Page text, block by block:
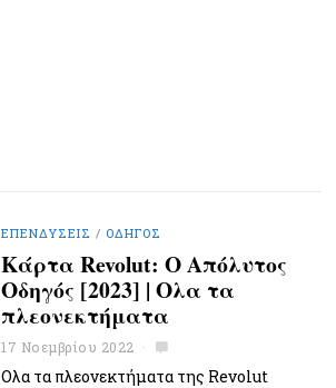
ΕΠΕΝΔΎΣΕΙΣ / ΟΔΗΓΌΣ
Κάρτα Revolut: Ο Απόλυτος
Οδηγός [2023] | Ολα τα
πλεονεκτήματα
17 Νοεμβρίου 2022
Ολα τα πλεονεκτήματα της Revolut